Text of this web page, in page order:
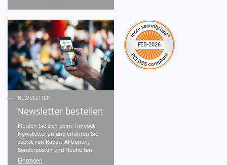
NEWSLETTER
Newsletter bestellen
Melden Sie sich beim Timeout-
Newsletter an und erfahren Sie
zuerst von Rabatt-Aktionen,
Sonderposten und Neuheiten.
Eintragen